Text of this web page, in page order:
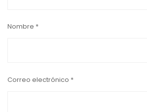
Nombre *
Correo electrónico *